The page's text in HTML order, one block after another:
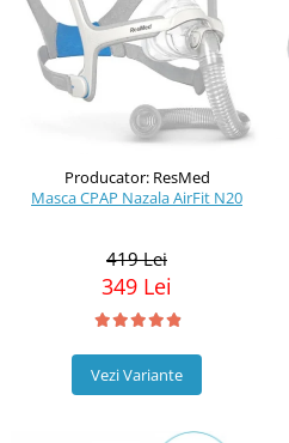
Producator: ResMed
Masca CPAP Nazala AirFit N20
419 Lei
349 Lei
Vezi Variante